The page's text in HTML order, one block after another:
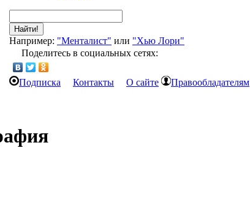
Найти!
Например: "Менталист" или "Хью Лори"
Поделитесь в социальных сетях:
Подписка Контакты О сайте Правообладателям